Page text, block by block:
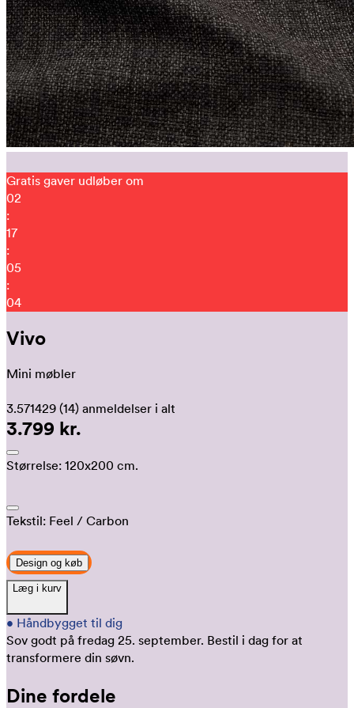
Gratis gaver udløber om
02
:
17
:
04
:
56
Vivo
Mini møbler
3.571429 (14) anmeldelser i alt
3.799 kr.
Størrelse: 120x200 cm.
Tekstil: Feel / Carbon
Design og køb
Læg i kurv
• Håndbygget til dig
Sov godt på fredag 25. september. Bestil i dag for at
transformere din søvn.
Dine fordele